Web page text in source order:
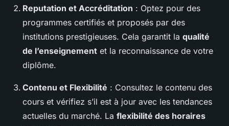
Reputation et Accréditation : Optez pour des
programmes certifiés et proposés par des
institutions prestigieuses. Cela garantit la qualité
de l’enseignement et la reconnaissance de votre
diplôme.
Contenu et Flexibilité : Consultez le contenu des
cours et vérifiez s’il est à jour avec les tendances
actuelles du marché. La flexibilité des horaires